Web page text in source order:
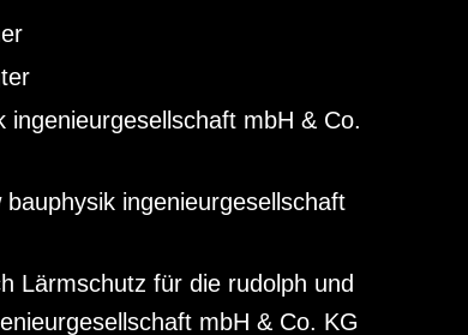
mbH & Co.
ingenieurgesellschaft
Lärmschutz für die rudolph und
mbH & Co. KG